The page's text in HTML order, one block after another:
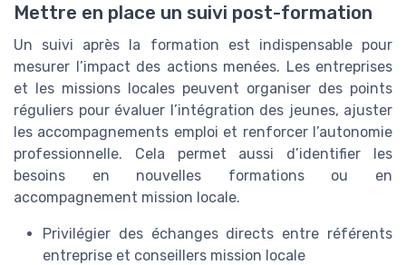
Mettre en place un suivi post-formation
Un suivi après la formation est indispensable pour
mesurer l’impact des actions menées. Les entreprises
et les missions locales peuvent organiser des points
réguliers pour évaluer l’intégration des jeunes, ajuster
les accompagnements emploi et renforcer l’autonomie
professionnelle. Cela permet aussi d’identifier les
besoins en nouvelles formations ou en
accompagnement mission locale.
Privilégier des échanges directs entre référents
entreprise et conseillers mission locale